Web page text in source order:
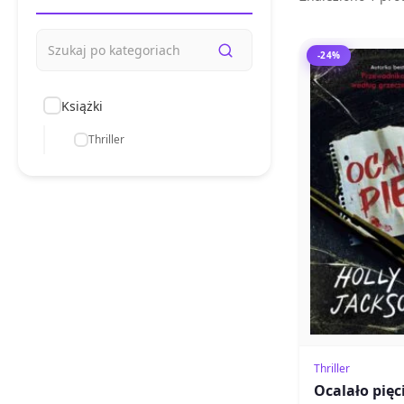
Książki
Thriller
-24%
Thriller
Ocalało